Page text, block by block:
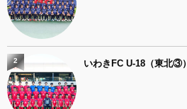
いわきFC U-18（東北③）
2